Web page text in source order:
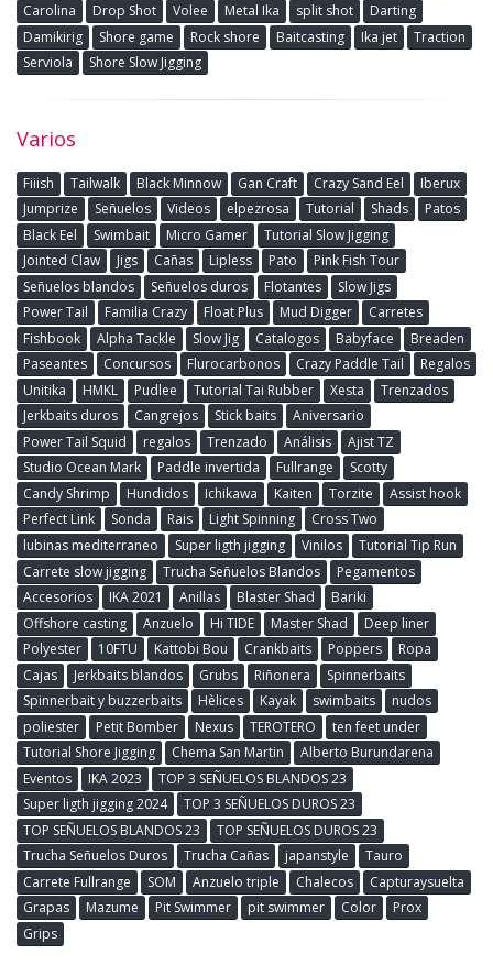
Carolina
Drop Shot Volee Metal Ika split shot
Darting
Damikirig
Shore game Rock shore Baitcasting Ika jet
Traction
Serviola
Shore Slow Jigging
Varios
Fiiish Tailwalk Black Minnow Gan Craft Crazy Sand Eel
Iberux
Jumprize
Señuelos Videos elpezrosa Tutorial Shads
Patos
Black Eel
Swimbait Micro Gamer
Tutorial Slow Jigging
Jointed Claw
Jigs Cañas Lipless Pato
Pink Fish Tour
Señuelos blandos
Señuelos duros Flotantes
Slow Jigs
Power Tail
Familia Crazy Float Plus Mud Digger
Carretes
Fishbook
Alpha Tackle Slow Jig Catalogos Babyface
Breaden
Paseantes
Concursos Flurocarbonos Crazy Paddle Tail
Regalos
Unitika
HMKL Pudlee Tutorial Tai Rubber Xesta
Trenzados
Jerkbaits duros
Cangrejos Stick baits
Aniversario
Power Tail Squid
regalos Trenzado Análisis
Ajist TZ
Studio Ocean Mark
Paddle invertida Fullrange
Scotty
Candy Shrimp
Hundidos Ichikawa Kaiten Torzite
Assist hook
Perfect Link
Sonda Rais Light Spinning
Cross Two
lubinas mediterraneo
Super ligth jigging Vinilos
Tutorial Tip Run
Carrete slow jigging
Trucha Señuelos Blandos
Pegamentos
Accesorios
IKA 2021 Anillas Blaster Shad
Bariki
Offshore casting
Anzuelo Hi TIDE Master Shad
Deep liner
Polyester
10FTU Kattobi Bou Crankbaits Poppers
Ropa
Cajas
Jerkbaits blandos Grubs Riñonera
Spinnerbaits
Spinnerbait y buzzerbaits
Hèlices Kayak swimbaits
nudos
poliester
Petit Bomber Nexus TEROTERO
ten feet under
Tutorial Shore Jigging
Chema San Martin
Alberto Burundarena
Eventos
IKA 2023
TOP 3 SEÑUELOS BLANDOS 23
Super ligth jigging 2024
TOP 3 SEÑUELOS DUROS 23
TOP SEÑUELOS BLANDOS 23
TOP SEÑUELOS DUROS 23
Trucha Señuelos Duros
Trucha Cañas japanstyle
Tauro
Carrete Fullrange
SOM Anzuelo triple Chalecos
Capturaysuelta
Grapas
Mazume Pit Swimmer pit swimmer Color
Prox
Grips